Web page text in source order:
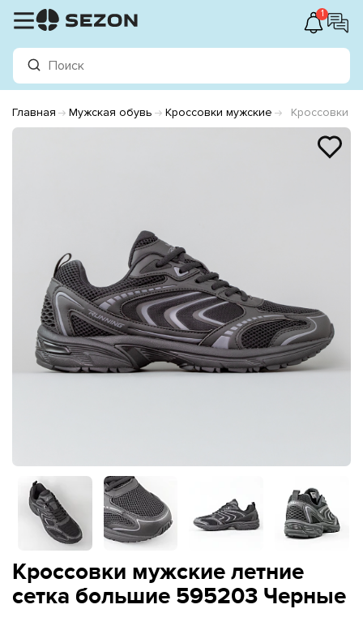
1
Главная Мужская обувь Кроссовки мужские Кроссовки
Кроссовки мужские летние
сетка большие 595203 Черные